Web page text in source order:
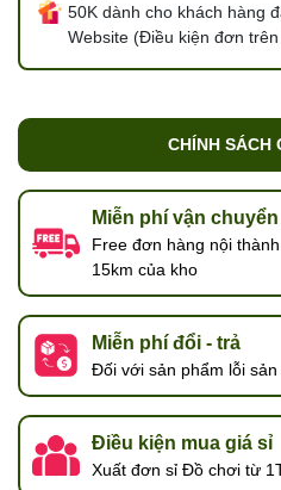
50K dành cho khách hàng
Website (Điều kiện đơn
CHÍNH SÁCH
Miễn phí vận chuyển
Free đơn hàng nội
15km của kho
Miễn phí đổi - trả
Đối với sản phẩm lỗi
Điều kiện mua giá sỉ
Xuất đơn sỉ Đồ chơi từ